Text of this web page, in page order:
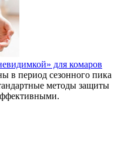
для комаров
в период сезонного пика
методы защиты